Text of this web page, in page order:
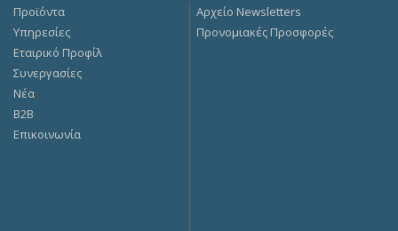
Προϊόντα
Υπηρεσίες
Εταιρικό Προφίλ
Συνεργασίες
Νέα
Β2Β
Επικοινωνία
Αρχείο Newsletters
Προνομιακές Προσφορές